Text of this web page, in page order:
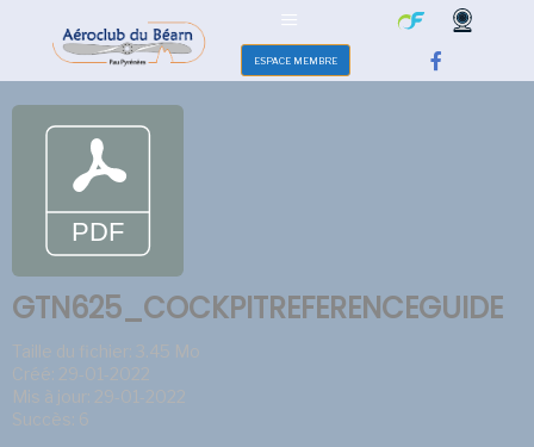
ESPACE MEMBRE
GTN625_COCKPITREFERENCEGUIDE
Taille du fichier: 3.45 Mo
Créé: 29-01-2022
Mis à jour: 29-01-2022
Succès: 6